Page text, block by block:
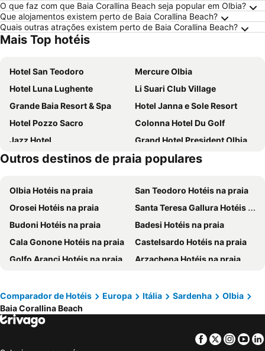
O que faz com que Baia Corallina Beach seja popular em Olbia?
Que alojamentos existem perto de Baia Corallina Beach?
Quais outras atrações existem perto de Baia Corallina Beach?
Mais Top hotéis
Hotel San Teodoro
Mercure Olbia
Hotel Luna Lughente
Li Suari Club Village
Grande Baia Resort & Spa
Hotel Janna e Sole Resort
Hotel Pozzo Sacro
Colonna Hotel Du Golf
Jazz Hotel
Grand Hotel President Olbia
La Corte Smeralda Resort
Olbia City Hotel
Hotel L'Esagono
Hotel Sa Pedra
Colonna Beach Hotel
Hotel Regina Elena
Hotel dP Olbia - Sardinia
Hotel De Plam
Delta Hotels by Marriott Olbia Sardinia
Hotel Palumbalza Porto Rotondo
Hotel Scintilla
Felix Hotels - Hotel Residence Porto San Paolo
Baia de Bahas Residence
HOTEL MARTINI
Liscia Eldi Resort
Hotel Panorama
Cala Cuncheddi - VRetreats
Outros destinos de praia populares
Olbia Hotéis na praia
San Teodoro Hotéis na praia
Orosei Hotéis na praia
Santa Teresa Gallura Hotéis na praia
Budoni Hotéis na praia
Badesi Hotéis na praia
Cala Gonone Hotéis na praia
Castelsardo Hotéis na praia
Golfo Aranci Hotéis na praia
Arzachena Hotéis na praia
Palau Hotéis na praia
Baja Sardinia Hotéis na praia
Cannigione Hotéis na praia
Sassari Hotéis na praia
Porto-Vecchio Hotéis na praia
Comparador de Hotéis Europa Itália Sardenha
Olbia
Baia Corallina Beach
Facebook
Twitter